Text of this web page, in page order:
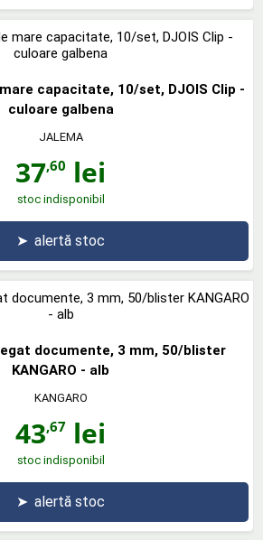
capacitate, 10/set, DJOIS Clip -
culoare galbena
JALEMA
37,60 lei
stoc indisponibil
➤ alertă stoc
documente, 3 mm, 50/blister
KANGARO - alb
KANGARO
43,67 lei
stoc indisponibil
➤ alertă stoc